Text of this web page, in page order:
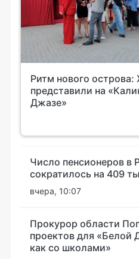
Ритм нового
представили на
Джазе»
Число пенсионеров в
сократилось на 409
вчера, 10:07
Прокурор области
проектов для «Белой
как со школами»